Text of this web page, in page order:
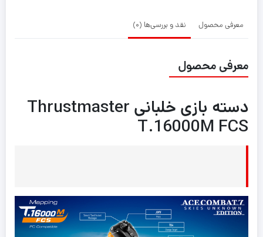
معرفی محصول نقد و بررسی‌ها (0)
معرفی محصول
دسته بازی خلبانی Thrustmaster
T.16000M FCS